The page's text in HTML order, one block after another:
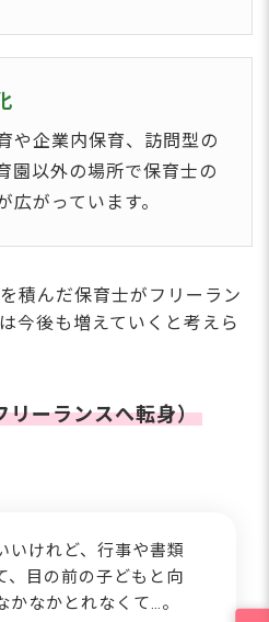
や企業内保育、訪問型の
園以外の場所で保育士の
広がっています。
積んだ保育士がフリーラン
今後も増えていくと考えら
リーランスへ転身）
いけれど、行事や書類
、目の前の子どもと向
かなかとれなくて…。